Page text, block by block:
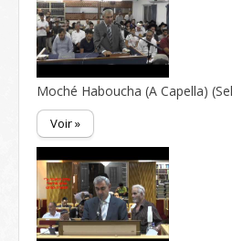
Moché Haboucha (A Capella)
Voir »